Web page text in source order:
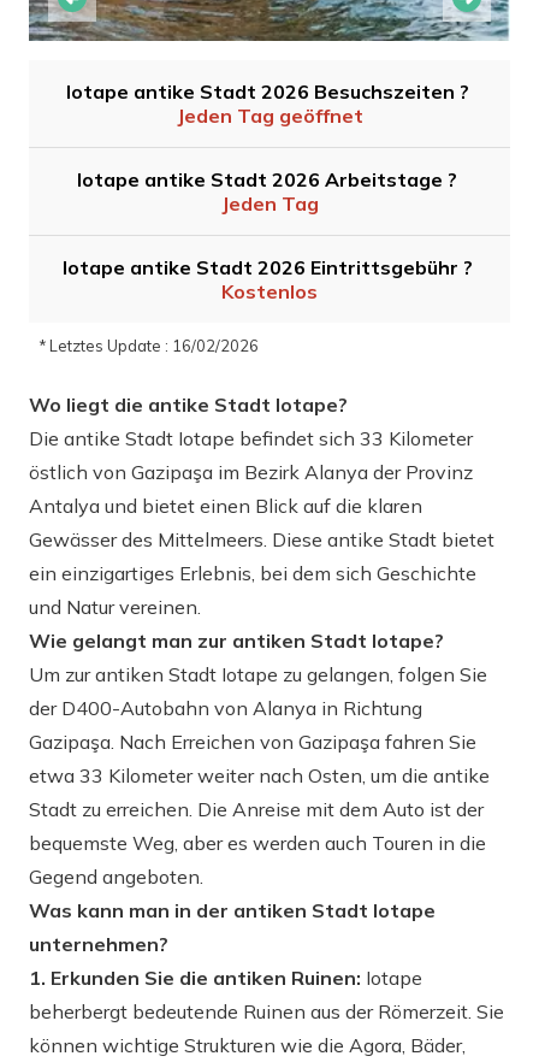
Iotape antike Stadt 2026 Besuchszeiten ?
Jeden Tag geöffnet
Iotape antike Stadt 2026 Arbeitstage ?
Jeden Tag
Iotape antike Stadt 2026 Eintrittsgebühr ?
Kostenlos
* Letztes Update : 16/02/2026
Wo liegt die antike Stadt Iotape?
Die antike Stadt Iotape befindet sich 33 Kilometer
östlich von Gazipaşa im Bezirk Alanya der Provinz
Antalya und bietet einen Blick auf die klaren
Gewässer des Mittelmeers. Diese antike Stadt bietet
ein einzigartiges Erlebnis, bei dem sich Geschichte
und Natur vereinen.
Wie gelangt man zur antiken Stadt Iotape?
Um zur antiken Stadt Iotape zu gelangen, folgen Sie
der D400-Autobahn von Alanya in Richtung
Gazipaşa. Nach Erreichen von Gazipaşa fahren Sie
etwa 33 Kilometer weiter nach Osten, um die antike
Stadt zu erreichen. Die Anreise mit dem Auto ist der
bequemste Weg, aber es werden auch Touren in die
Gegend angeboten.
Was kann man in der antiken Stadt Iotape
unternehmen?
1. Erkunden Sie die antiken Ruinen: Iotape
beherbergt bedeutende Ruinen aus der Römerzeit. Sie
können wichtige Strukturen wie die Agora, Bäder,